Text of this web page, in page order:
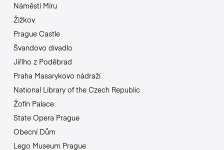
Náměstí Míru
Žižkov
Prague Castle
Švandovo divadlo
Jiřího z Poděbrad
Praha Masarykovo nádraží
National Library of the Czech Republic
Žofín Palace
State Opera Prague
Obecní Dům
Lego Museum Prague